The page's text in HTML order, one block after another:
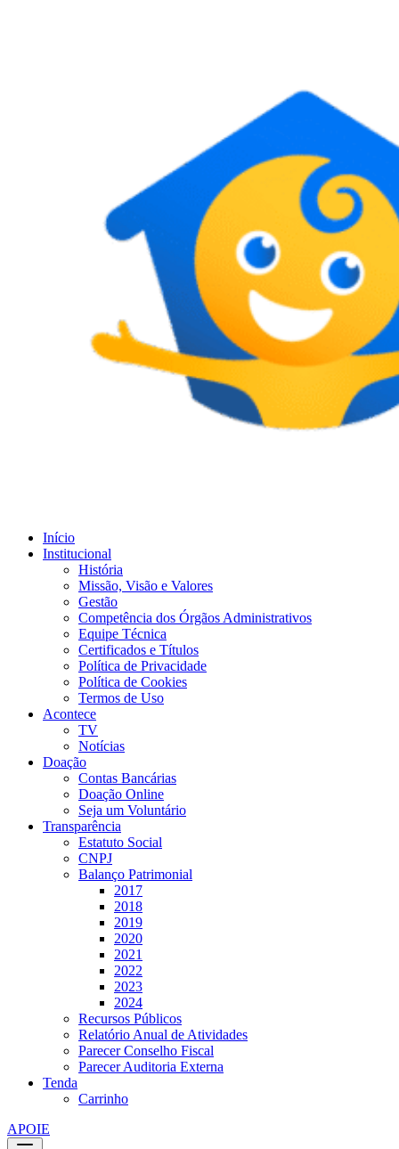
Início
Institucional
História
Missão, Visão e Valores
Gestão
Competência dos Órgãos Administrativos
Equipe Técnica
Certificados e Títulos
Política de Privacidade
Política de Cookies
Termos de Uso
Acontece
TV
Notícias
Doação
Contas Bancárias
Doação Online
Seja um Voluntário
Transparência
Estatuto Social
CNPJ
Balanço Patrimonial
2017
2018
2019
2020
2021
2022
2023
2024
Recursos Públicos
Relatório Anual de Atividades
Parecer Conselho Fiscal
Parecer Auditoria Externa
Tenda
Carrinho
APOIE